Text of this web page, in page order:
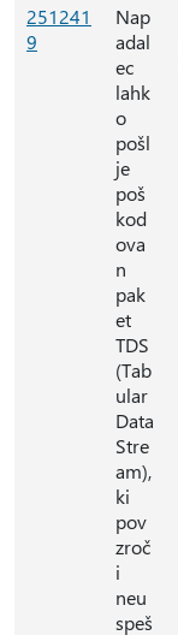
251241
9
Nap
adal
ec
lahk
o
pošl
je
poš
kod
ova
n
pak
et
TDS
(Tab
ular
Data
Stre
am),
ki
pov
zroč
i
neu
speš